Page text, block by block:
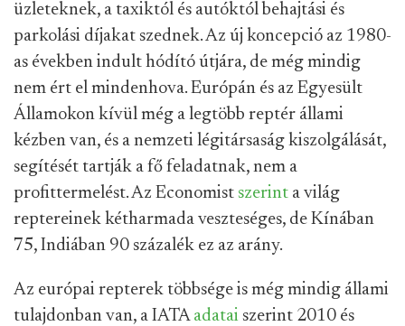
üzleteknek, a taxiktól és autóktól behajtási és
parkolási díjakat szednek. Az új koncepció az 1980-
as években indult hódító útjára, de még mindig
nem ért el mindenhova. Európán és az Egyesült
Államokon kívül még a legtöbb reptér állami
kézben van, és a nemzeti légitársaság kiszolgálását,
segítését tartják a fő feladatnak, nem a
profittermelést. Az Economist szerint a világ
reptereinek kétharmada veszteséges, de Kínában
75, Indiában 90 százalék ez az arány.
Az európai repterek többsége is még mindig állami
tulajdonban van, a IATA adatai szerint 2010 és